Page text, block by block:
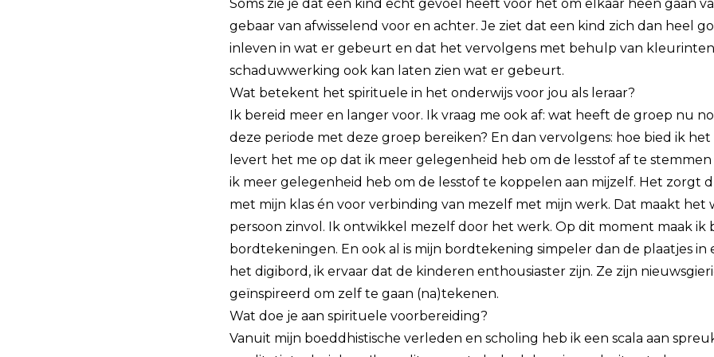
Soms zie je dat een kind echt gevoel heeft voor het om elkaar heen gaan
gebaar van afwisselend voor en achter. Je ziet dat een kind zich dan heel
inleven in wat er gebeurt en dat het vervolgens met behulp van
schaduwwerking ook kan laten zien wat er gebeurt.
Wat betekent het spirituele in het onderwijs voor jou als leraar?
Ik bereid meer en langer voor. Ik vraag me ook af: wat heeft de groep nu
deze periode met deze groep bereiken? En dan vervolgens: hoe bied ik
levert het me op dat ik meer gelegenheid heb om de lesstof af te
ik meer gelegenheid heb om de lesstof te koppelen aan mijzelf. Het zorgt
met mijn klas én voor verbinding van mezelf met mijn werk. Dat maakt het
persoon zinvol. Ik ontwikkel mezelf door het werk. Op dit moment maak ik
bordtekeningen. En ook al is mijn bordtekening simpeler dan de plaatjes in
het digibord, ik ervaar dat de kinderen enthousiaster zijn. Ze zijn
geïnspireerd om zelf te gaan (na)tekenen.
Wat doe je aan spirituele voorbereiding?
Vanuit mijn boeddhistische verleden en scholing heb ik een scala aan